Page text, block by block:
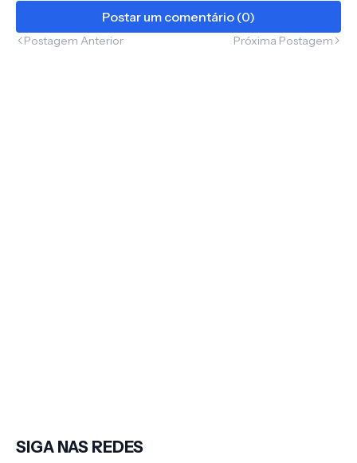
Postar um comentário (0)
Postagem Anterior Próxima Postagem
SIGA NAS REDES